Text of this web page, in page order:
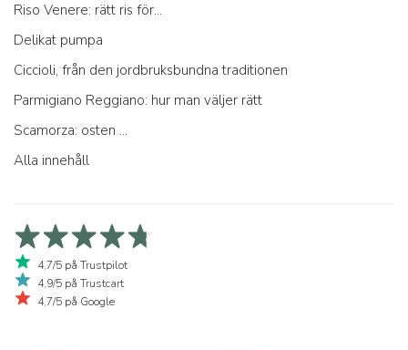
Riso Venere: rätt ris för...
Delikat pumpa
Ciccioli, från den jordbruksbundna traditionen
Parmigiano Reggiano: hur man väljer rätt
Scamorza: osten ...
Alla innehåll
4,7/5 på Trustpilot
4,9/5 på Trustcart
4,7/5 på Google